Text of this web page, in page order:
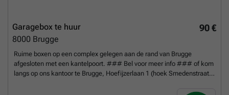
90 €
Garagebox te huur
8000 Brugge
Ruime boxen op een complex gelegen aan de rand van Brugge
afgesloten met een kantelpoort. ### Bel voor meer info ### of kom
langs op ons kantoor te Brugge, Hoefijzerlaan 1 (hoek Smedenstraat).